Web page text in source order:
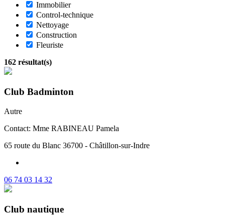
Immobilier
Control-technique
Nettoyage
Construction
Fleuriste
162 résultat(s)
Club Badminton
Autre
Contact: Mme RABINEAU Pamela
65 route du Blanc 36700 - Châtillon-sur-Indre
06 74 03 14 32
Club nautique